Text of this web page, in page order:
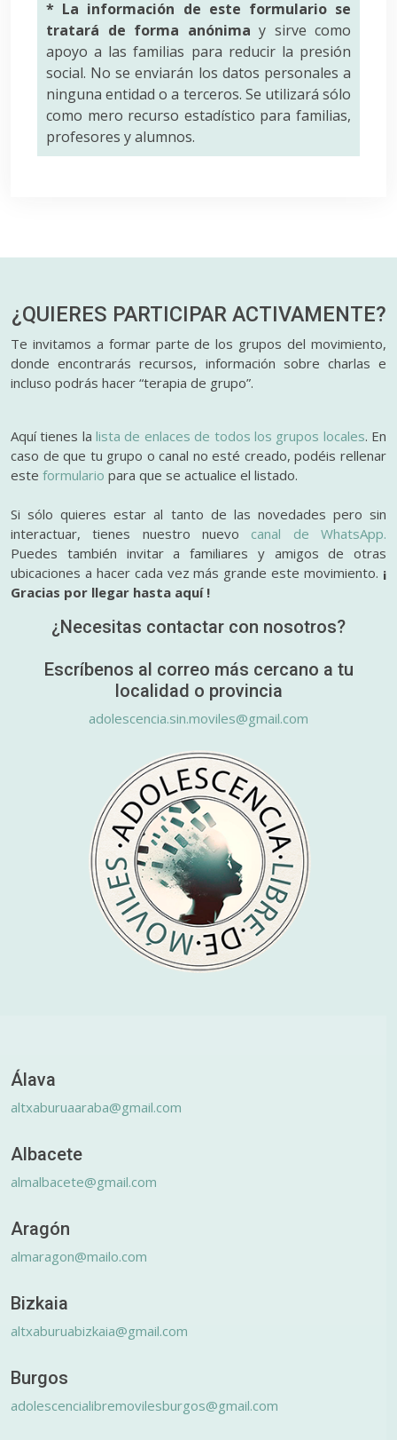
* La información de este formulario se
tratará de forma anónima y sirve como
apoyo a las familias para reducir la presión
social. No se enviarán los datos personales a
ninguna entidad o a terceros. Se utilizará sólo
como mero recurso estadístico para familias,
profesores y alumnos.
¿QUIERES PARTICIPAR ACTIVAMENTE?
Te invitamos a formar parte de los grupos del movimiento,
donde encontrarás recursos, información sobre charlas e
incluso podrás hacer “terapia de grupo”.
Aquí tienes lalista de enlaces de todos los grupos locales. En
caso de que tu grupo o canal no esté creado, podéis rellenar
este formulario para que se actualice el listado.
Si sólo quieres estar al tanto de las novedades pero sin
interactuar, tienes nuestro nuevo canal de WhatsApp.
Puedes también invitar a familiares y amigos de otras
ubicaciones a hacer cada vez más grande este movimiento. ¡
Gracias por llegar hasta aquí !
¿Necesitas contactar con nosotros?
Escríbenos al correo más cercano a tu
localidad o provincia
adolescencia.sin.moviles@gmail.com
Álava
altxaburuaaraba@gmail.com
Albacete
almalbacete@gmail.com
Aragón
almaragon@mailo.com
Bizkaia
altxaburuabizkaia@gmail.com
Burgos
adolescencialibremovilesburgos@gmail.com